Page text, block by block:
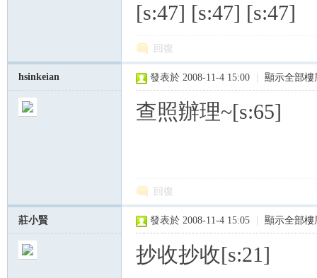
[s:47] [s:47] [s:47]
回復
hsinkeian 發表於 2008-11-4 15:00 顯示全部樓
查照辦理~[s:65]
回復
莊小賢 發表於 2008-11-4 15:05 顯示全部樓
抄收抄收[s:21]